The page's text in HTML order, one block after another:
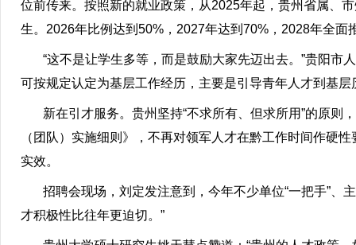
位前传来。按照新的就业政策，从2025年起，贵州省属、
生。2026年比例达到50%，2027年达到70%，2028年全面
“这不是让学生多等，而是鼓励大家先迈出去。”贵阳市
可按规定认定为基层工作经历，主要是引导青年人才到基层
新在引才服务。贵州坚持“不求所有、但求所用”的原则
（团队）实施细则》，不再对领军人才在黔工作时间作硬
实效。
招聘会现场，刘定发注意到，今年不少单位“一把手”、
才积极性比往年更迫切。”